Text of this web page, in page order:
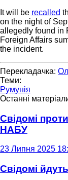
It will be recalled
on the night of
allegedly found in
Foreign Affairs
the incident.
Перекладачка:
Теми:
Румунія
Останні
Свідомі
НАБУ
23 Липня 2025
Свідомі